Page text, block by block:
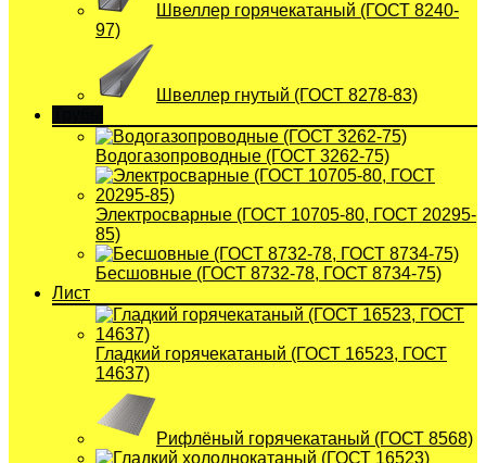
Швеллер горячекатаный (ГОСТ 8240-
97)
Швеллер гнутый (ГОСТ 8278-83)
Водогазопроводные (ГОСТ 3262-75)
Электросварные (ГОСТ 10705-80, ГОСТ 20295-
85)
Бесшовные (ГОСТ 8732-78, ГОСТ 8734-75)
Лист
Гладкий горячекатаный (ГОСТ 16523, ГОСТ
14637)
Рифлёный горячекатаный (ГОСТ 8568)